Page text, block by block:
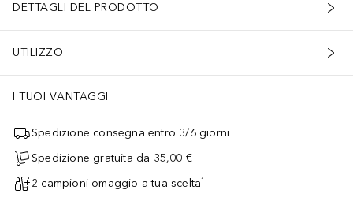
DETTAGLI DEL PRODOTTO
UTILIZZO
I TUOI VANTAGGI
Spedizione consegna entro 3/6 giorni
Spedizione gratuita da 35,00 €
2 campioni omaggio a tua scelta¹